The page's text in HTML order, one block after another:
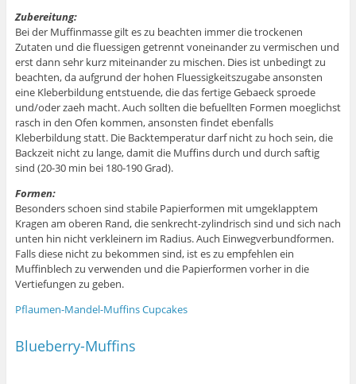
Zubereitung:
Bei der Muffinmasse gilt es zu beachten immer die trockenen
Zutaten und die fluessigen getrennt voneinander zu vermischen und
erst dann sehr kurz miteinander zu mischen. Dies ist unbedingt zu
beachten, da aufgrund der hohen Fluessigkeitszugabe ansonsten
eine Kleberbildung entstuende, die das fertige Gebaeck sproede
und/oder zaeh macht. Auch sollten die befuellten Formen moeglichst
rasch in den Ofen kommen, ansonsten findet ebenfalls
Kleberbildung statt. Die Backtemperatur darf nicht zu hoch sein, die
Backzeit nicht zu lange, damit die Muffins durch und durch saftig
sind (20-30 min bei 180-190 Grad).
Formen:
Besonders schoen sind stabile Papierformen mit umgeklapptem
Kragen am oberen Rand, die senkrecht-zylindrisch sind und sich nach
unten hin nicht verkleinern im Radius. Auch Einwegverbundformen.
Falls diese nicht zu bekommen sind, ist es zu empfehlen ein
Muffinblech zu verwenden und die Papierformen vorher in die
Vertiefungen zu geben.
Pflaumen-Mandel-Muffins Cupcakes
Blueberry-Muffins